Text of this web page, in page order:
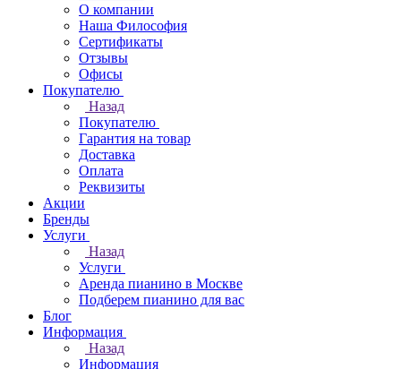
О компании
Наша Философия
Сертификаты
Отзывы
Офисы
Покупателю
Назад
Покупателю
Гарантия на товар
Доставка
Оплата
Реквизиты
Акции
Бренды
Услуги
Назад
Услуги
Аренда пианино в Москве
Подберем пианино для вас
Блог
Информация
Назад
Информация